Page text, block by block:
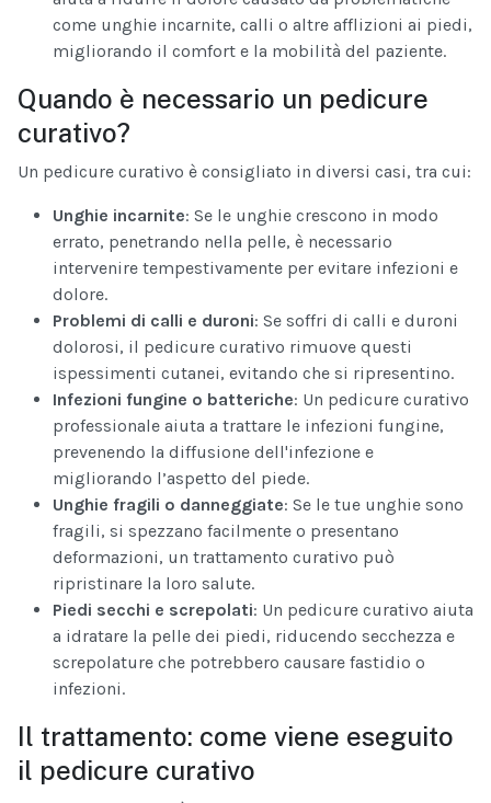
come unghie incarnite, calli o altre afflizioni ai piedi,
migliorando il comfort e la mobilità del paziente.
Quando è necessario un pedicure
curativo?
Un pedicure curativo è consigliato in diversi casi, tra cui:
Unghie incarnite: Se le unghie crescono in modo
errato, penetrando nella pelle, è necessario
intervenire tempestivamente per evitare infezioni e
dolore.
Problemi di calli e duroni: Se soffri di calli e duroni
dolorosi, il pedicure curativo rimuove questi
ispessimenti cutanei, evitando che si ripresentino.
Infezioni fungine o batteriche: Un pedicure curativo
professionale aiuta a trattare le infezioni fungine,
prevenendo la diffusione dell'infezione e
migliorando l’aspetto del piede.
Unghie fragili o danneggiate: Se le tue unghie sono
fragili, si spezzano facilmente o presentano
deformazioni, un trattamento curativo può
ripristinare la loro salute.
Piedi secchi e screpolati: Un pedicure curativo aiuta
a idratare la pelle dei piedi, riducendo secchezza e
screpolature che potrebbero causare fastidio o
infezioni.
Il trattamento: come viene eseguito
il pedicure curativo